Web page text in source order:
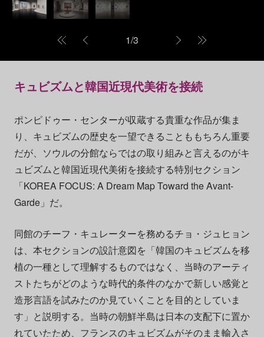
1/3
キュビズムと韓国近現代美術を接続
ポンピドゥー・センターが収蔵する貴重な作品が集ま
り、キュビズムの歴史を一望できることももちろん重要
だが、ソウルの分館ならではの取り組みと言えるのがキ
ュビズムと韓国近現代美術を接続する特別セクション
「KOREA FOCUS: A Dream Map Toward the Avant-
Garde」だ。
同館のチーフ・キュレーターを務めるチョ・ジュヒョン
は、本セクションの設計意図を「韓国のキュビズムを移
植の一種として理解するものではなく、当時のアーティ
ストたちがどのような時代的条件のなかで新しい感覚と
造形言語を試みたのか見ていくことを目的としていま
す」と説明する。当時の朝鮮半島は日本の支配下に置か
れていたため、フランスのキュビズムがそのまま輸入さ